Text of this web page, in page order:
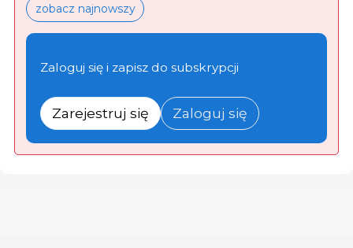
zobacz najnowszy
Zaloguj się i zapisz do subskrypcji
Zarejestruj się Zaloguj się